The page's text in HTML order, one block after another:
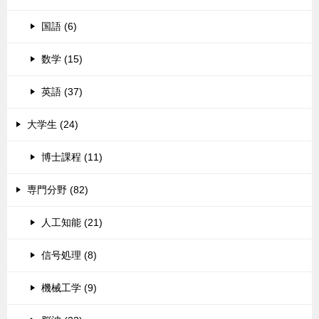
国語 (6)
数学 (15)
英語 (37)
大学生 (24)
博士課程 (11)
専門分野 (82)
人工知能 (21)
信号処理 (8)
機械工学 (9)